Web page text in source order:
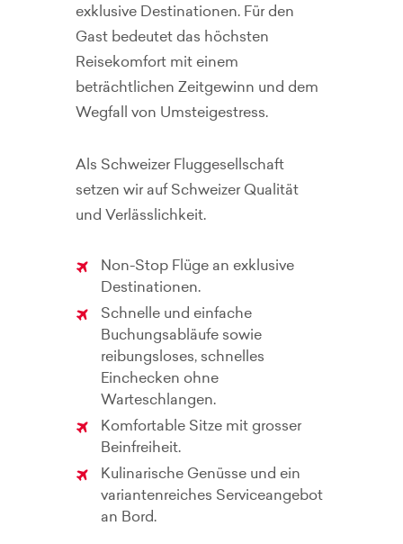
exklusive Destinationen. Für den
Gast bedeutet das höchsten
Reisekomfort mit einem
beträchtlichen Zeitgewinn und dem
Wegfall von Umsteigestress.
Als Schweizer Fluggesellschaft
setzen wir auf Schweizer Qualität
und Verlässlichkeit.
Non-Stop Flüge an exklusive
Destinationen.
Schnelle und einfache
Buchungsabläufe sowie
reibungsloses, schnelles
Einchecken ohne
Warteschlangen.
Komfortable Sitze mit grosser
Beinfreiheit.
Kulinarische Genüsse und ein
variantenreiches Serviceangebot
an Bord.